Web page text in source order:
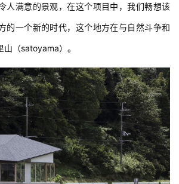
人满意的景观，在这个项目中，我们畅想该
的一个新的时代，这个地方在与自然斗争和
（satoyama）。